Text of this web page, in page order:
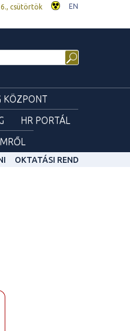
6., csütörtök EN
KÖZPONT
HR PORTÁL
OKTATÁSI REND